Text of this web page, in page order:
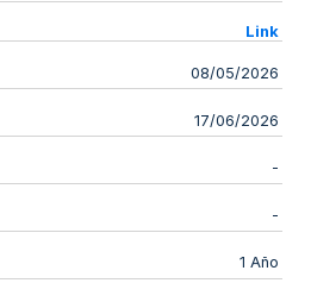
Link
08/05/2026
17/06/2026
-
-
1 Año